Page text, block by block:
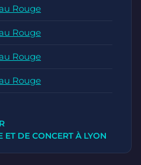
Rouge
Rouge
Rouge
Rouge
ET DE CONCERT À LYON